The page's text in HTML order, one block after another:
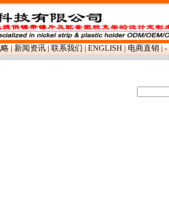
钢,电池支架配件
|新闻资讯|联系我们|ENGLISH|电商直销|-